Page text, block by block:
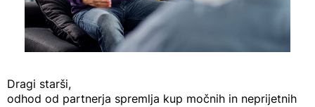
Dragi starši,
odhod od partnerja spremlja kup močnih in neprijetnih